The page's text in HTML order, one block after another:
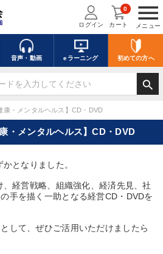
menu
メニュー
ログイン カート
0
音声・動画 eラーニング 初めての方へ
search
て探す
結果に表示する
refresh 更新する
（全1315タイトル）からお探しいただけ
康・メンタルヘルス】CD・DVD
・メンタルヘルス】CD・DVD
となりました。
経営戦略、組織強化、経済先見、社
手を描く一助となる経営CD・DVDを
して、ぜひご活用いただけましたら